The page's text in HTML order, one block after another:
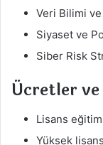
Veri Bilimi
Siyaset ve
Siber Risk
Ücretler
Lisans
Yüksek